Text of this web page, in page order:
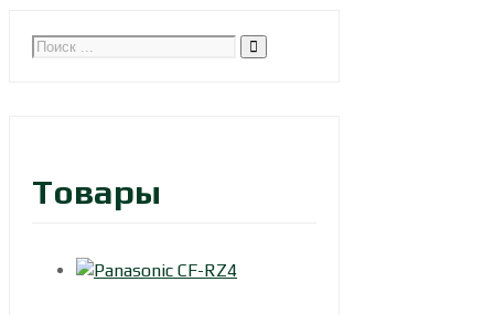
Товары